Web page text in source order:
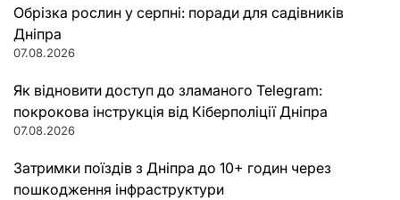
Обрізка рослин у серпні: поради для садівників
Дніпра
07.08.2026
Як відновити доступ до зламаного Telegram:
покрокова інструкція від Кіберполіції Дніпра
07.08.2026
Затримки поїздів з Дніпра до 10+ годин через
пошкодження інфраструктури